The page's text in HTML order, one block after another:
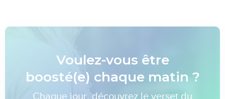
Voulez-vous être
boosté(e) chaque matin ?
Chaque jour, découvrez le verset du